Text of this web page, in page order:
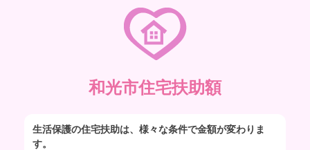
和光市住宅扶助額
生活保護の住宅扶助は、様々な条件で金額が変わりま
す。